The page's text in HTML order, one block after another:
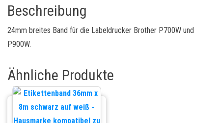
Beschreibung
24mm breites Band für die Labeldrucker Brother P700W und
P900W.
Ähnliche Produkte